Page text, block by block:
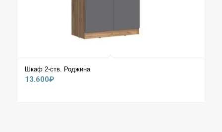
Шкаф 2-ств. Роджина
13.600₽